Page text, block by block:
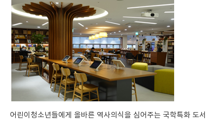
어린이청소년들에게 올바른 역사의식을 심어주는 국학특화 도서